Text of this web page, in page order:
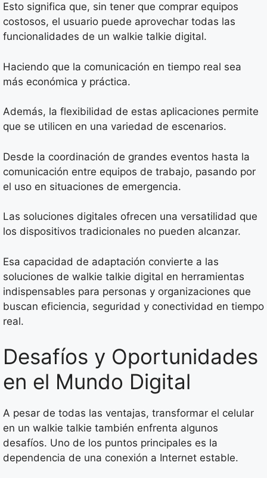
Esto significa que, sin tener que comprar equipos
costosos, el usuario puede aprovechar todas las
funcionalidades de un walkie talkie digital.
Haciendo que la comunicación en tiempo real sea
más económica y práctica.
Además, la flexibilidad de estas aplicaciones permite
que se utilicen en una variedad de escenarios.
Desde la coordinación de grandes eventos hasta la
comunicación entre equipos de trabajo, pasando por
el uso en situaciones de emergencia.
Las soluciones digitales ofrecen una versatilidad que
los dispositivos tradicionales no pueden alcanzar.
Esa capacidad de adaptación convierte a las
soluciones de walkie talkie digital en herramientas
indispensables para personas y organizaciones que
buscan eficiencia, seguridad y conectividad en tiempo
real.
Desafíos y Oportunidades
en el Mundo Digital
A pesar de todas las ventajas, transformar el celular
en un walkie talkie también enfrenta algunos
desafíos. Uno de los puntos principales es la
dependencia de una conexión a Internet estable.